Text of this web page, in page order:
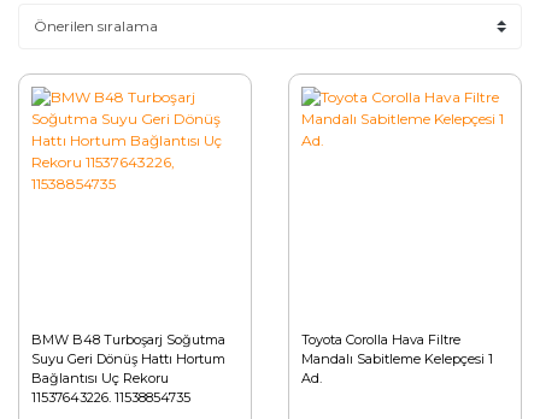
BMW B48 Turboşarj Soğutma
Suyu Geri Dönüş Hattı Hortum
Bağlantısı Uç Rekoru
11537643226, 11538854735
Toyota Corolla Hava Filtre
Mandalı Sabitleme Kelepçesi 1
Ad.